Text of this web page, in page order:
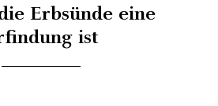
Erbsünde eine
ist